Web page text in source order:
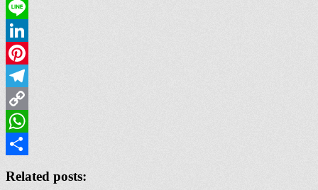
X
Line
LinkedIn
Pinterest
Telegram
Copy
Link
WhatsApp
Related posts: